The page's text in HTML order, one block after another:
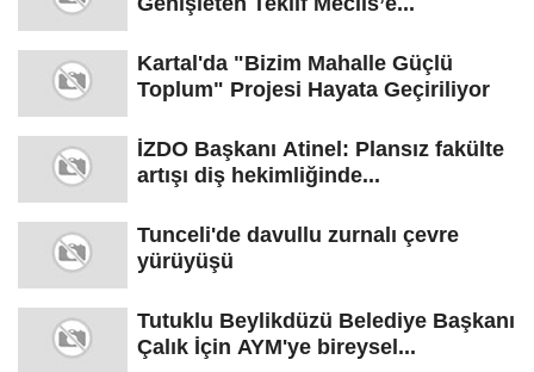
Kartal'da "Bizim Mahalle Güçlü
Toplum" Projesi Hayata Geçiriliyor
İZDO Başkanı Atinel: Plansız fakülte
artışı diş hekimliğinde...
Tunceli'de davullu zurnalı çevre
yürüyüşü
Tutuklu Beylikdüzü Belediye Başkanı
Çalık İçin AYM'ye bireysel...